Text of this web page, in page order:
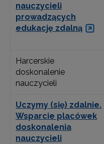
nauczycieli
prowadzących
edukację zdalną
Harcerskie
doskonalenie
nauczycieli
Uczymy (się) zdalnie.
Wsparcie placówek
doskonalenia
nauczycieli